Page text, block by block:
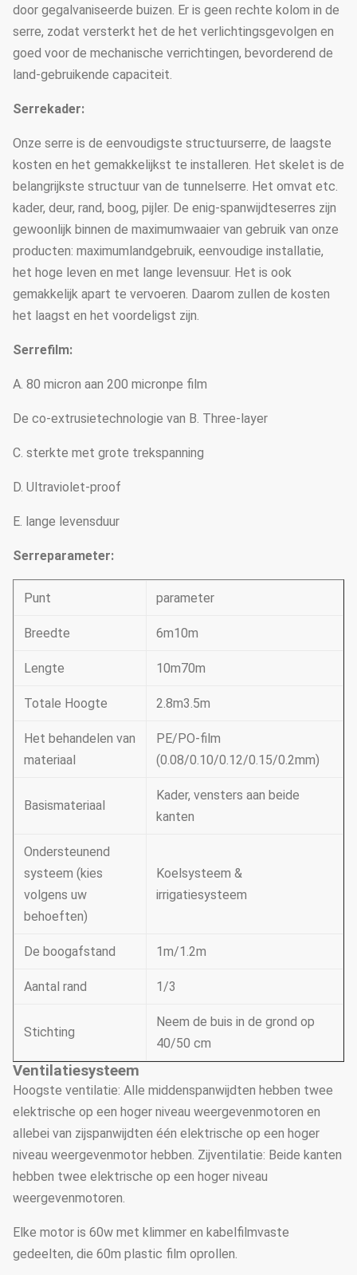
door gegalvaniseerde buizen. Er is geen rechte kolom in de
serre, zodat versterkt het de het verlichtingsgevolgen en
goed voor de mechanische verrichtingen, bevorderend de
land-gebruikende capaciteit.
Serrekader:
Onze serre is de eenvoudigste structuurserre, de laagste
kosten en het gemakkelijkst te installeren. Het skelet is de
belangrijkste structuur van de tunnelserre. Het omvat etc.
kader, deur, rand, boog, pijler. De enig-spanwijdteserres zijn
gewoonlijk binnen de maximumwaaier van gebruik van onze
producten: maximumlandgebruik, eenvoudige installatie,
het hoge leven en met lange levensuur. Het is ook
gemakkelijk apart te vervoeren. Daarom zullen de kosten
het laagst en het voordeligst zijn.
Serrefilm:
A. 80 micron aan 200 micronpe film
De co-extrusietechnologie van B. Three-layer
C. sterkte met grote trekspanning
D. Ultraviolet-proof
E. lange levensduur
Serreparameter:
Punt parameter
Breedte 6m10m
Lengte 10m70m
Totale Hoogte 2.8m3.5m
Het behandelen van
materiaal
PE/PO-film
(0.08/0.10/0.12/0.15/0.2mm)
Basismateriaal
Kader, vensters aan beide
kanten
Ondersteunend
systeem (kies
volgens uw
behoeften)
Koelsysteem &
irrigatiesysteem
De boogafstand 1m/1.2m
Aantal rand 1/3
Stichting
Neem de buis in de grond op
40/50 cm
Ventilatiesysteem
Hoogste ventilatie: Alle middenspanwijdten hebben twee
elektrische op een hoger niveau weergevenmotoren en
allebei van zijspanwijdten één elektrische op een hoger
niveau weergevenmotor hebben. Zijventilatie: Beide kanten
hebben twee elektrische op een hoger niveau
weergevenmotoren.
Elke motor is 60w met klimmer en kabelfilmvaste
gedeelten, die 60m plastic film oprollen.